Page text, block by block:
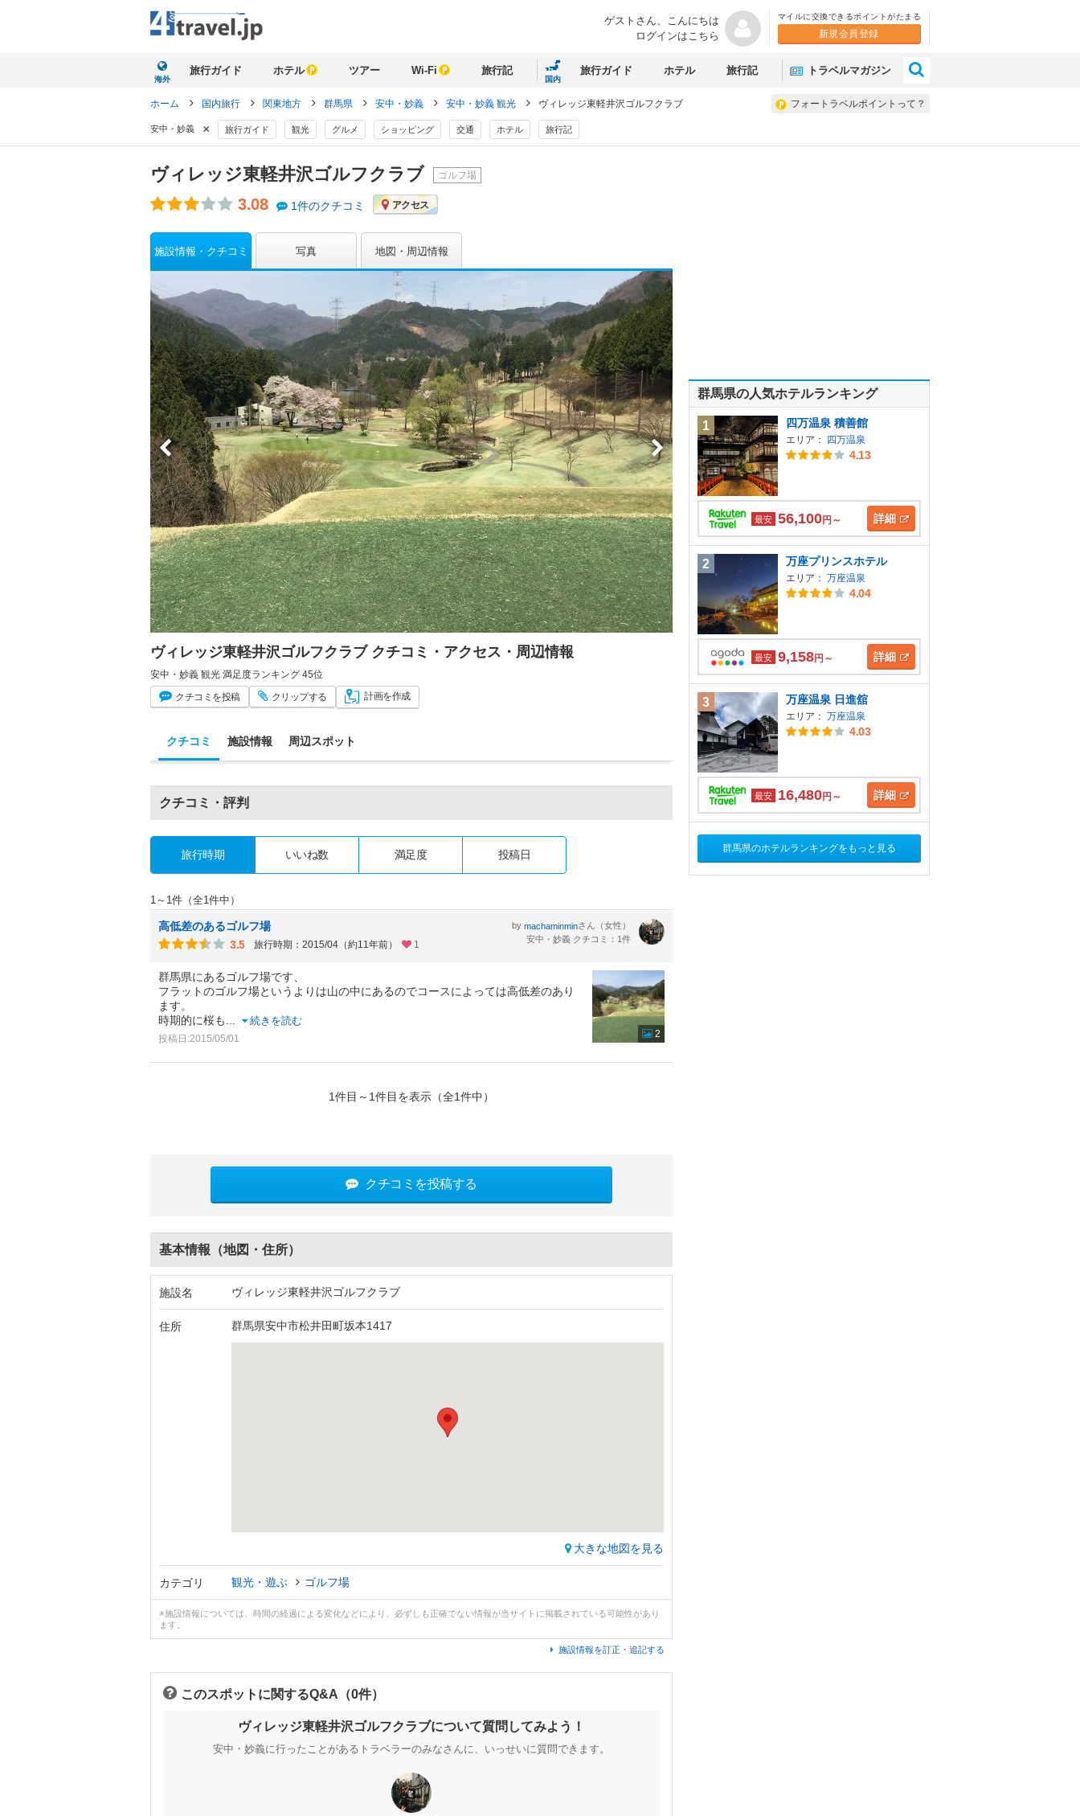
ゲストさん、 こんにちは
ログインはこちら
マイルに交換できるポイントがたまる
新規会員登録
海外
旅行ガイド ホテル ツアー Wi-Fi 旅行記
国内
旅行ガイド ホテル 旅行記 トラベルマガジン
フォートラベルポイントって？
ホーム 国内旅行 関東地方 群馬県 安中・妙義 安中・妙義 観光 ヴィレッジ東軽井沢ゴルフクラブ
安中・妙義 × 旅行ガイド 観光 グルメ ショッピング 交通 ホテル 旅行記
ヴィレッジ東軽井沢ゴルフクラブ ゴルフ場
3.08 1件のクチコミ アクセス
施設情報・クチコミ 写真 地図・周辺情報
ヴィレッジ東軽井沢ゴルフクラブ クチコミ・アクセス・周辺情報
安中・妙義 観光 満足度ランキング 45位
クチコミ を投稿 クリップする 計画を作成
クチコミ 施設情報 周辺スポット
クチコミ・評判
旅行時期 いいね数 満足度 投稿日
1～1件（全1件中）
高低差のあるゴルフ場
3.5
旅行時期：2015/04（約11年前） 1
by machaminminさん（女性）
安中・妙義 クチコミ：1件
群馬県にあるゴルフ場です、
フラットのゴルフ場というよりは山の中にあるのでコースによっては高低差のあり
ます。
時期的に桜も
続きを読む
投稿日:2015/05/01 2
1件目～1件目を表示（全1件中）
クチコミを投稿する
基本情報（地図・住所）
施設名 ヴィレッジ東軽井沢ゴルフクラブ
住所 群馬県安中市松井田町坂本1417
大きな地図を見る
カテゴリ 観光・遊ぶ ゴルフ場
※施設情報については、時間の経過による変化などにより、必ずしも正確でない情報が当サイトに掲載されている可能性があり
ます。
施設情報を訂正・追記する
このスポットに関するQ&A（0件）
ヴィレッジ東軽井沢ゴルフクラブについて質問してみよう！
安中・妙義に行ったことがあるトラベラーのみなさんに、いっせいに質問できます。
群馬県の人気ホテルランキング
1 四万温泉 積善館
エリア： 四万温泉
4.13
最安 56,100円～ 詳細
2 万座プリンスホテル
エリア： 万座温泉
4.04
最安 9,158円～ 詳細
3 万座温泉 日進舘
エリア： 万座温泉
4.03
最安 16,480円～ 詳細
群馬県のホテルランキングをもっと見る